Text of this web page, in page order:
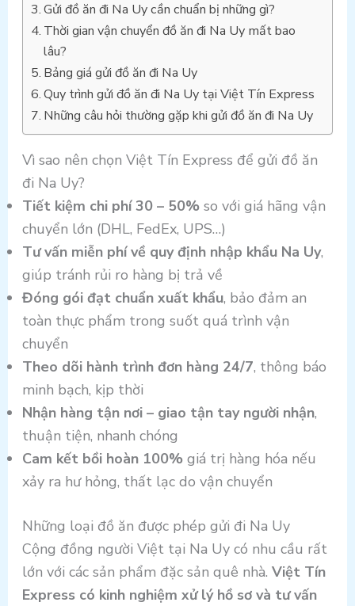
Gửi đồ ăn đi Na Uy cần chuẩn bị những gì?
Thời gian vận chuyển đồ ăn đi Na Uy mất bao
lâu?
Bảng giá gửi đồ ăn đi Na Uy
Quy trình gửi đồ ăn đi Na Uy tại Việt Tín Express
Những câu hỏi thường gặp khi gửi đồ ăn đi Na Uy
Vì sao nên chọn Việt Tín Express để gửi đồ ăn
đi Na Uy?
Tiết kiệm chi phí 30 – 50%so với giá hãng vận
chuyển lớn (DHL, FedEx, UPS…)
Tư vấn miễn phí về quy định nhập khẩu Na Uy,
giúp tránh rủi ro hàng bị trả về
Đóng gói đạt chuẩn xuất khẩu, bảo đảm an
toàn thực phẩm trong suốt quá trình vận
chuyển
Theo dõi hành trình đơn hàng 24/7, thông báo
minh bạch, kịp thời
Nhận hàng tận nơi – giao tận tay người nhận,
thuận tiện, nhanh chóng
Cam kết bồi hoàn 100%giá trị hàng hóa nếu
xảy ra hư hỏng, thất lạc do vận chuyển
Những loại đồ ăn được phép gửi đi Na Uy
Cộng đồng người Việt tại Na Uy có nhu cầu rất
lớn với các sản phẩm đặc sản quê nhà. Việt Tín
Express có kinh nghiệm xử lý hồ sơ và tư vấn